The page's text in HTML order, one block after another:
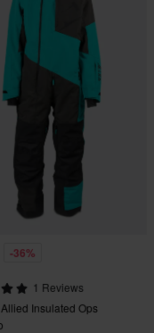
-36%
1 Reviews
Insulated Ops